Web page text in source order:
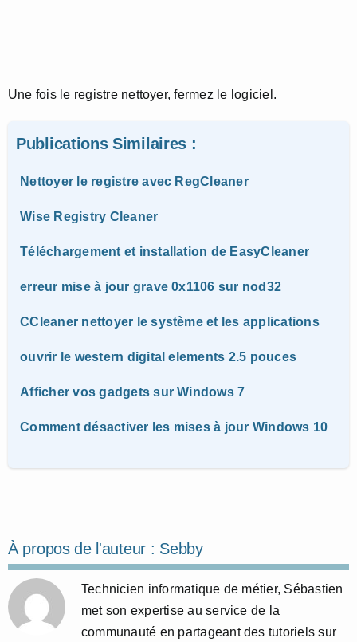
Une fois le registre nettoyer, fermez le logiciel.
Publications Similaires :
Nettoyer le registre avec RegCleaner
Wise Registry Cleaner
Téléchargement et installation de EasyCleaner
erreur mise à jour grave 0x1106 sur nod32
CCleaner nettoyer le système et les applications
ouvrir le western digital elements 2.5 pouces
Afficher vos gadgets sur Windows 7
Comment désactiver les mises à jour Windows 10
À propos de l'auteur : Sebby
Technicien informatique de métier, Sébastien
met son expertise au service de la
communauté en partageant des tutoriels sur